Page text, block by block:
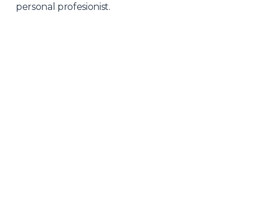
personal profesionist.